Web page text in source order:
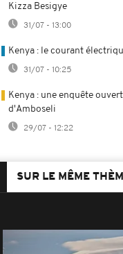
Kizza Besigye
31/07 - 13:00
Kenya : le courant
31/07 - 10:25
Kenya : une enquête
d'Amboseli
29/07 - 12:22
SUR LE MÊME